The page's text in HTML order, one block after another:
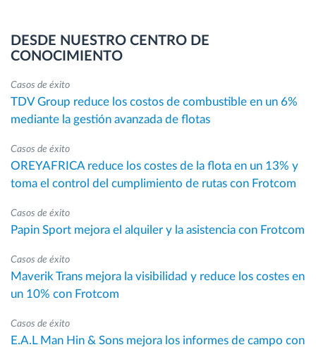
DESDE NUESTRO CENTRO DE
CONOCIMIENTO
Casos de éxito
TDV Group reduce los costos de combustible en un 6%
mediante la gestión avanzada de flotas
Casos de éxito
OREYAFRICA reduce los costes de la flota en un 13% y
toma el control del cumplimiento de rutas con Frotcom
Casos de éxito
Papin Sport mejora el alquiler y la asistencia con Frotcom
Casos de éxito
Maverik Trans mejora la visibilidad y reduce los costes en
un 10% con Frotcom
Casos de éxito
E.A.L Man Hin & Sons mejora los informes de campo con